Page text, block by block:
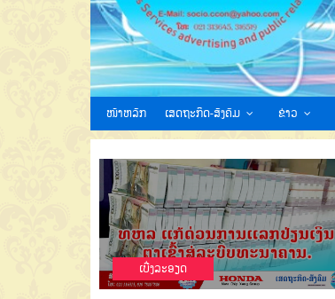
ໜ້າຫລັກ ເສດຖະກິດ-ສັງຄົມ ຂ່າວ
ເບີ່ງລະອຽດ